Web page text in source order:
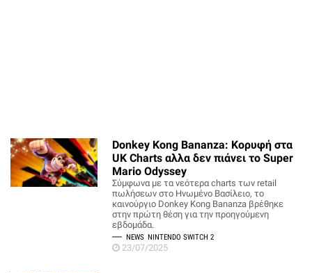
Donkey Kong Bananza: Κορυφή στα
UK Charts αλλα δεν πιάνει το Super
Mario Odyssey
Σύμφωνα με τα νεότερα charts των retail
πωλήσεων στο Ηνωμένο Βασίλειο, το
καινούργιο Donkey Kong Bananza βρέθηκε
στην πρώτη θέση για την προηγούμενη
εβδομάδα.
NEWS NINTENDO SWITCH 2
23/07/2025